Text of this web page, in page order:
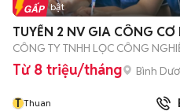
Tin nổi bật
TUYỂN 2 NV GIA CÔNG CƠ
CÔNG TY TNHH LỌC CÔNG
Từ 8 triệu/tháng Bình
T Thuan